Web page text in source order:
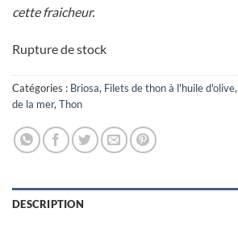
cette fraicheur.
Rupture de stock
Catégories : Briosa, Filets de thon à l'huile d'olive,
de la mer,Thon
DESCRIPTION